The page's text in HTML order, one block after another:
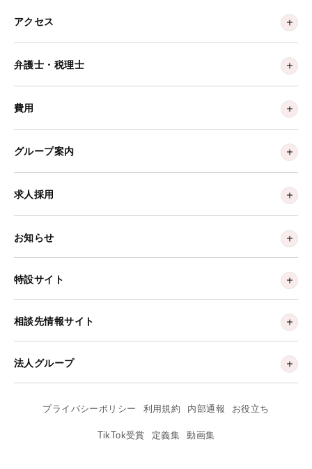
アクセス
弁護士・税理士
費用
グループ案内
求人採用
お知らせ
特設サイト
相談先情報サイト
法人グループ
プライバシーポリシー 利用規約 内部通報 お役立ち
TikTok受賞 定義集 動画集